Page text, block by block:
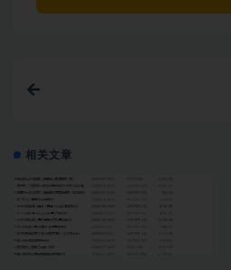
相关文章